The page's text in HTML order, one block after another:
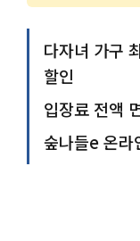
다자녀 가구
할인
입장료 전액
숲나들e 온라